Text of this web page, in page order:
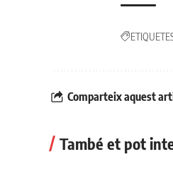
Comparteix aquest
També et pot